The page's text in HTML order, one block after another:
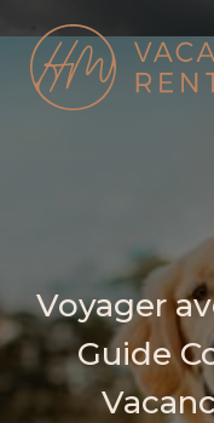
Voyager
Guide